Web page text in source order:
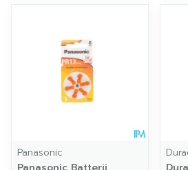
Panasonic